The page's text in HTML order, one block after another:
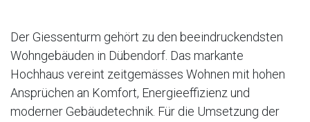
Der Giessenturm gehört zu den beeindruckendsten
Wohngebäuden in Dübendorf. Das markante
Hochhaus vereint zeitgemässes Wohnen mit hohen
Ansprüchen an Komfort, Energieeffizienz und
moderner Gebäudetechnik. Für die Umsetzung der